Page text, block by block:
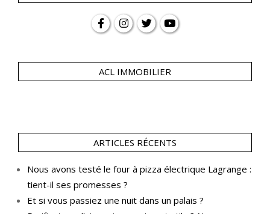
ACL IMMOBILIER
ARTICLES RÉCENTS
Nous avons testé le four à pizza électrique Lagrange :
tient-il ses promesses ?
Et si vous passiez une nuit dans un palais ?